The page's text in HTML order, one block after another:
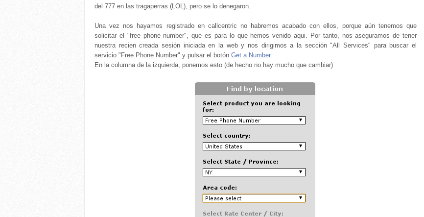
del 777 en las tragaperras (LOL), pero se lo denegaron.
Una vez nos hayamos registrado en callcentric no habremos acabado con ellos, porque aún tenemos que
solicitar el "free phone number", que es para lo que hemos venido aqui. Por tanto, nos aseguramos de tener
nuestra recien creada sesión iniciada en la web y nos dirigimos a la sección "All Services" para buscar el
servicio "Free Phone Number" y pulsar el botón Get a Number.
En la columna de la izquierda, ponemos esto (de hecho no hay mucho que cambiar)